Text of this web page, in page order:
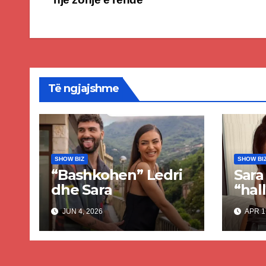
navigation
Të ngjajshme
SHOW BIZ
“Bashkohen” Ledri
dhe Sara
JUN 4, 2026
SHOW
verë
APR